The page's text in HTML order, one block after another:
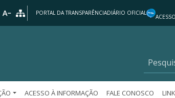
PORTAL DA TRANSPARÊNCIADIÁRIO OFICIAL
ACESSO À INFORMAÇÃO FALE CONOSCO